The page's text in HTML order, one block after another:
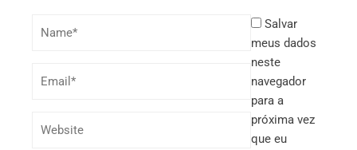
Salvar
meus dados
neste
navegador
para a
próxima vez
que eu